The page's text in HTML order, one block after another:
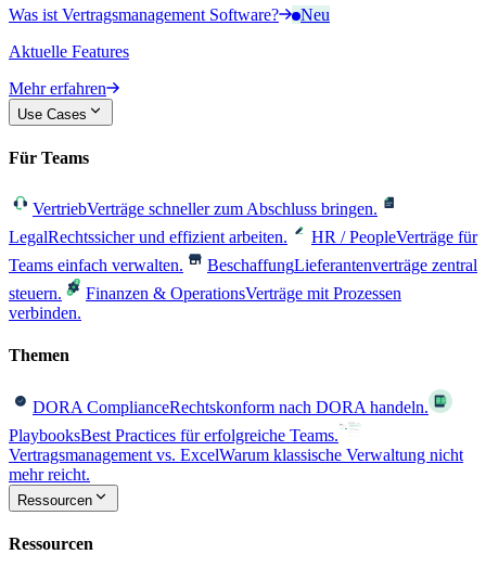
Was ist Vertragsmanagement Software?
Neu
Aktuelle Features
Mehr erfahren
Use Cases
Für Teams
VertriebVerträge schneller zum Abschluss bringen.
LegalRechtssicher und effizient arbeiten. HR / PeopleVerträge für
Teams einfach verwalten.
BeschaffungLieferantenverträge zentral
steuern.
Finanzen & OperationsVerträge mit Prozessen
verbinden.
Themen
DORA ComplianceRechtskonform nach DORA handeln.
PlaybooksBest Practices für erfolgreiche Teams.
Vertragsmanagement vs. ExcelWarum klassische Verwaltung nicht
mehr reicht.
Ressourcen
Ressourcen